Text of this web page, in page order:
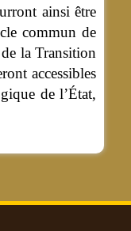
ainsi être
commun de
la Transition
accessibles
de l’État,